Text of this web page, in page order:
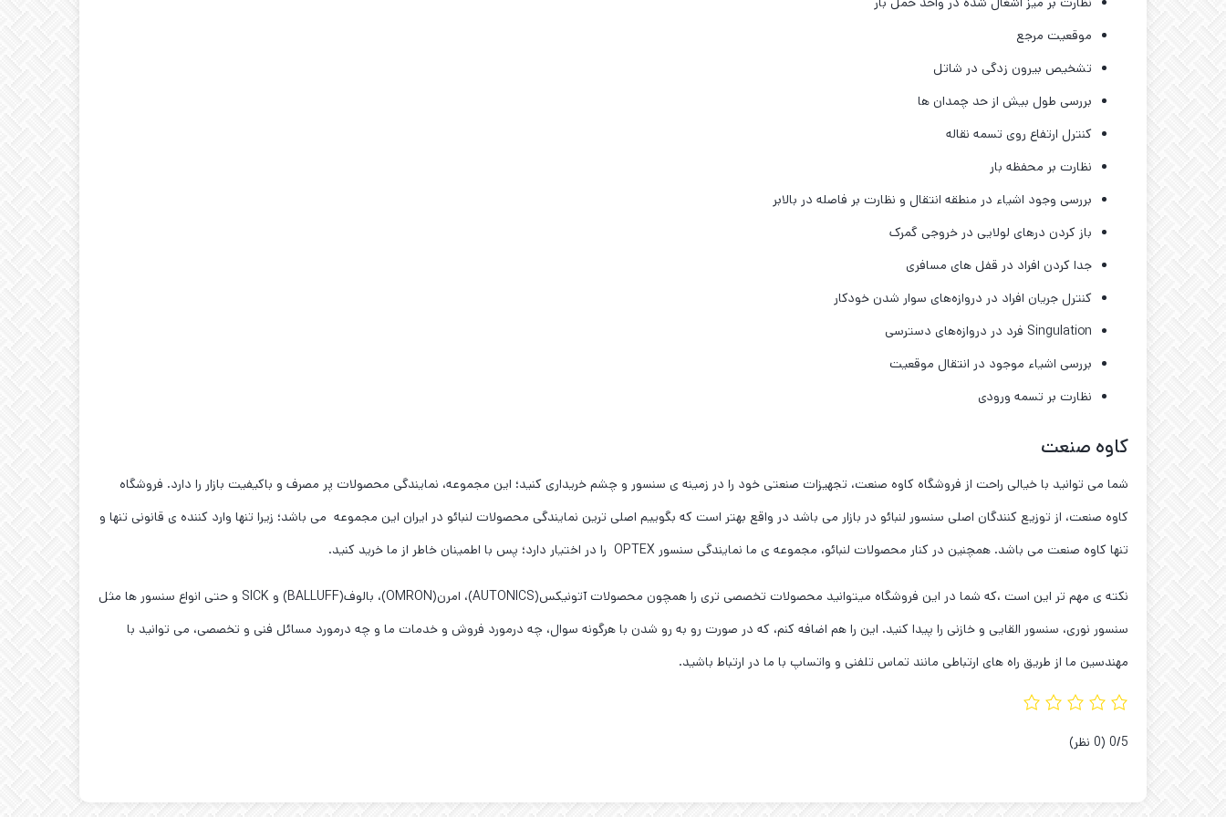
موقعیت مرجع
تشخیص بیرون زدگی در شاتل
بررسی طول بیش از حد چمدان ‌ها
کنترل ارتفاع روی تسمه نقاله
نظارت بر محفظه بار
بررسی وجود اشیاء در منطقه انتقال و نظارت بر فاصله در بالابر
باز کردن درهای لولایی در خروجی گمرک
جدا کردن افراد در قفل‌ های مسافری
کنترل جریان افراد در دروازه‌های سوار شدن خودکار
Singulation فرد در دروازه‌های دسترسی
بررسی اشیاء موجود در انتقال موقعیت
نظارت بر تسمه ورودی
کاوه صنعت
شما می توانید با خیالی راحت از فروشگاه کاوه صنعت، تجهیزات صنعتی خود را در زمینه ی سنسور و چشم خریداری کنید؛ این مجموعه، نمایندگی محصولات پر مصرف و باکیفیت بازار را دارد. فروشگاه
کاوه صنعت، از توزیع کنندگان اصلی سنسور لنبائو در بازار می باشد در واقع بهتر است که بگوییم اصلی ترین نمایندگی محصولات لنبائو در ایران این مجموعه می باشد؛ زیرا تنها وارد کننده ی قانونی تنها و
تنها کاوه صنعت می باشد. همچنین در کنار محصولات لنبائو، مجموعه ی ما نمایندگی سنسور OPTEX را در اختیار دارد؛ پس با اطمینان خاطر از ما خرید کنید.
نکته ی مهم تر این است ،که شما در این فروشگاه میتوانید محصولات تخصصی تری را همچون محصولات آتونیکس(AUTONICS)، امرن(OMRON)، بالوف(BALLUFF) و SICK و حتی انواع سنسور ها مثل
سنسور نوری، سنسور القایی و خازنی را پیدا کنید. این را هم اضافه کنم، که در صورت رو به رو شدن با هرگونه سوال، چه درمورد فروش و خدمات ما و چه درمورد مسائل فنی و تخصصی، می توانید با
مهندسین ما از طریق راه های ارتباطی مانند تماس تلفنی و واتساپ با ما در ارتباط باشید.
‫0/5 ‫(0 نظر)